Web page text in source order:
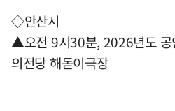
◇안산시
▲오전 9시30분, 2026년도 공
의전당 해돋이극장